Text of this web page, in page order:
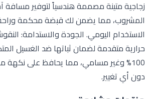
زجاجية متينة مصممة هندسياً لتوفير مسافة
المشروب، مما يضمن لك قبضة محكمة وراحة
الاستخدام اليومي. الجودة والاستدامة:
حرارية متقدمة لضمان ثباتها ضد الغسيل
100% وغير مسامي، مما يحافظ على نكهة
دون أي تغيير.